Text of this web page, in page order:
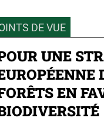
DE VUE
UNE
EN